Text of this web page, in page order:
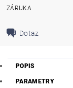
ZÁRUKA
Dotaz
POPIS
PARAMETRY